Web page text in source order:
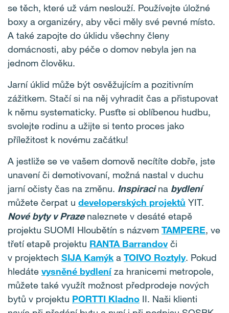
se těch, které už vám neslouží. Používejte úložné
boxy a organizéry, aby věci měly své pevné místo.
A také zapojte do úklidu všechny členy
domácnosti, aby péče o domov nebyla jen na
jednom člověku.
Jarní úklid může být osvěžujícím a pozitivním
zážitkem. Stačí si na něj vyhradit čas a přistupovat
k němu systematicky. Pusťte si oblíbenou hudbu,
svolejte rodinu a užijte si tento proces jako
příležitost k novému začátku!
A jestliže se ve vašem domově necítíte dobře, jste
unavení či demotivovaní, možná nastal v duchu
jarní očisty čas na změnu. Inspiracina bydlení
můžete čerpat u developerských projektů YIT.
Nové byty v Prazenaleznete v desáté etapě
projektu SUOMI Hloubětín s názvem TAMPERE, ve
třetí etapě projektu RANTA Barrandovči
v projektech SIJA Kamýk a TOIVO Roztyly. Pokud
hledáte vysněné bydleníza hranicemi metropole,
můžete také využít možnost předprodeje nových
bytů v projektu PORTTI Kladno II. Naši klienti